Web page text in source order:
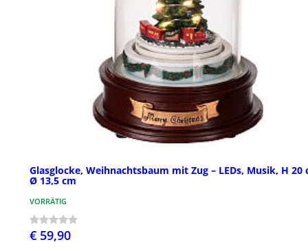
Glasglocke, Weihnachtsbaum mit Zug – LEDs, Musik, H 20
Ø 13,5 cm
VORRÄTIG
€ 59,90